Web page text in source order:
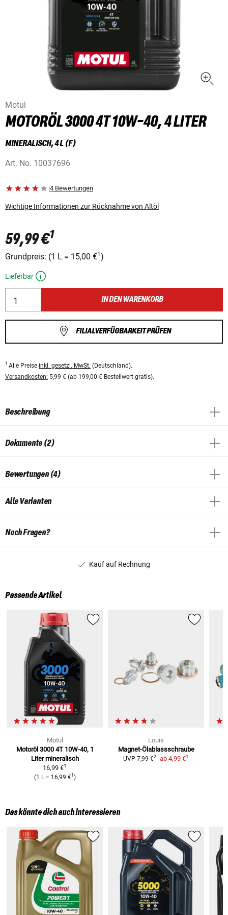
Motul
MOTORÖL 3000 4T 10W-40, 4 LITER
MINERALISCH, 4 L (F)
Art. No. 10037696
|4 Bewertungen
Wichtige Informationen zur Rücknahme von Altöl
59,99 €1
Grundpreis: (1 L = 15,00 €1 )
Lieferbar
IN DEN WARENKORB
FILIALVERFÜGBARKEIT PRÜFEN
1 Alle Preise inkl. gesetzl. MwSt. (Deutschland).
Versandkosten: 5,99 € (ab 199,00 € Bestellwert gratis).
Beschreibung
Dokumente (2)
Bewertungen (4)
Alle Varianten
Noch Fragen?
Kauf auf Rechnung
Passende Artikel
Motul
Motoröl 3000 4T 10W-40, 1
Liter mineralisch
16,99 €1
(1 L = 16,99 €1 )
Louis
Magnet-Ölablassschraube
UVP 7,99 €2 ab 4,99 €1
Das könnte dich auch interessieren